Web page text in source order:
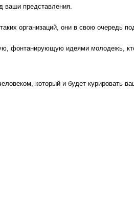
ваши представления.
организаций, они в свою очередь
фонтанирующую идеями молодежь,
который и будет курировать